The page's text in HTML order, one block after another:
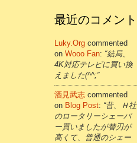
最近のコメント
Luky.org commented
on Wooo Fan: “結局、
4K対応テレビに買い換
えました(^^;”
酒見武志 commented
on Blog Post: “昔、Ｈ社
のロータリーシェーバ
ー買いましたが替刃が
高くて、普通のシェー